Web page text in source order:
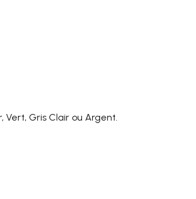
Vert, Gris Clair ou Argent.